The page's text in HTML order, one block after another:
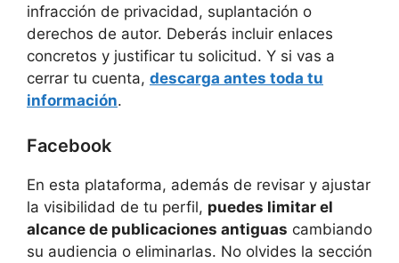
infracción de privacidad, suplantación o
derechos de autor. Deberás incluir enlaces
concretos y justificar tu solicitud. Y si vas a
cerrar tu cuenta, descarga antes toda tu
información.
Facebook
En esta plataforma, además de revisar y ajustar
la visibilidad de tu perfil, puedes limitar el
alcance de publicaciones antiguas cambiando
su audiencia o eliminarlas. No olvides la sección